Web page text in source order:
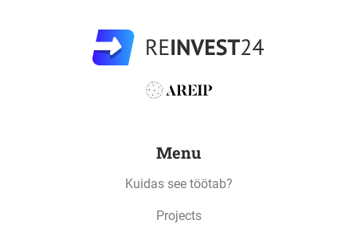
Menu
Kuidas see töötab?
Projects